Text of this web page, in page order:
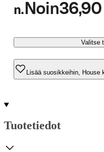
n. Noin
Valitse
Lisää suosikkeihin, House
Tuotetiedot